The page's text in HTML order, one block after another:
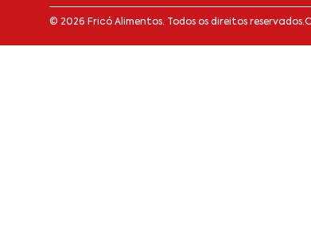
© 2026 Fricó Alimentos. Todos os direitos reservados.